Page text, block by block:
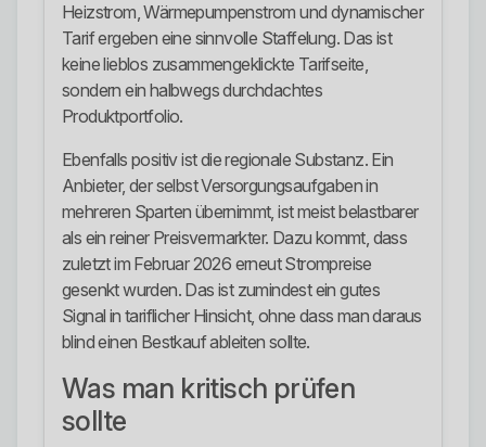
Heizstrom, Wärmepumpenstrom und dynamischer
Tarif ergeben eine sinnvolle Staffelung. Das ist
keine lieblos zusammengeklickte Tarifseite,
sondern ein halbwegs durchdachtes
Produktportfolio.
Ebenfalls positiv ist die regionale Substanz. Ein
Anbieter, der selbst Versorgungsaufgaben in
mehreren Sparten übernimmt, ist meist belastbarer
als ein reiner Preisvermarkter. Dazu kommt, dass
zuletzt im Februar 2026 erneut Strompreise
gesenkt wurden. Das ist zumindest ein gutes
Signal in tariflicher Hinsicht, ohne dass man daraus
blind einen Bestkauf ableiten sollte.
Was man kritisch prüfen
sollte